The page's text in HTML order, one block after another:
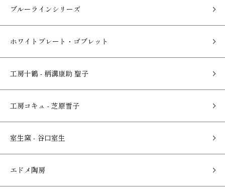
ブルーラインシリーズ
ホワイトプレート・ゴブレット
工房十鶴 - 柄溝康助 聖子
工房コキュ - 芝原雪子
室生窯 - 谷口室生
エドメ陶房